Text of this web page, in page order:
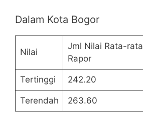
Dalam Kota Bogor
Nilai
Jml Nilai Rata-rata
Rapor
Tertinggi 242.20
Terendah 263.60